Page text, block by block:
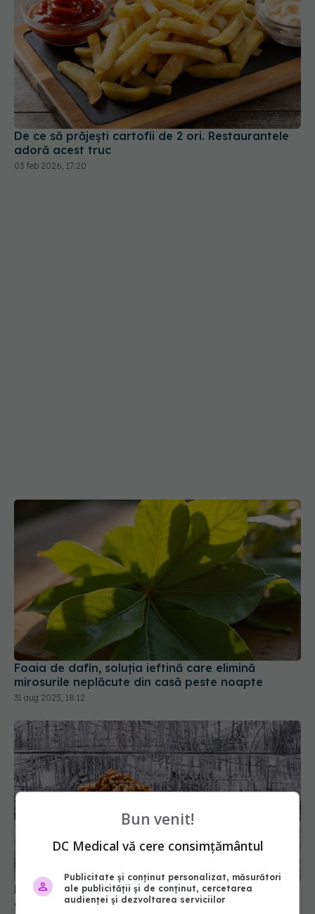
De ce să prăjești cartofii de 2 ori. Restaurantele
adoră acest truc
03 feb 2026, 17:20
Foaia de dafin, soluția ieftină care elimină
mirosurile neplăcute din casă peste noapte
31 aug 2025, 18:12
De ce să pui miezul de nucă în apă înainte de
consum
Bun venit!
DC Medical vă cere consimțământul
Publicitate și conținut personalizat, măsurători
ale publicității și de conținut, cercetarea
audienței și dezvoltarea serviciilor